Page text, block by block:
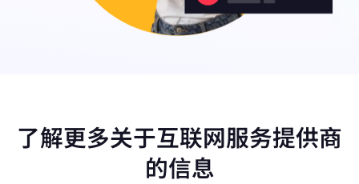
了解更多关于互联网服务提供商
的信息